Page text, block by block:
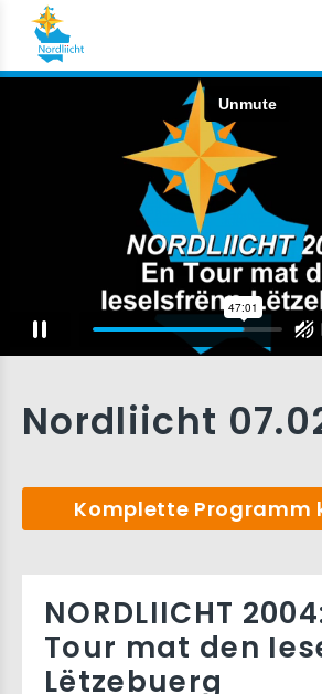
Nordliicht
Komplette Programm
NORDLIICHT
Tour mat den
Lëtzebuerg